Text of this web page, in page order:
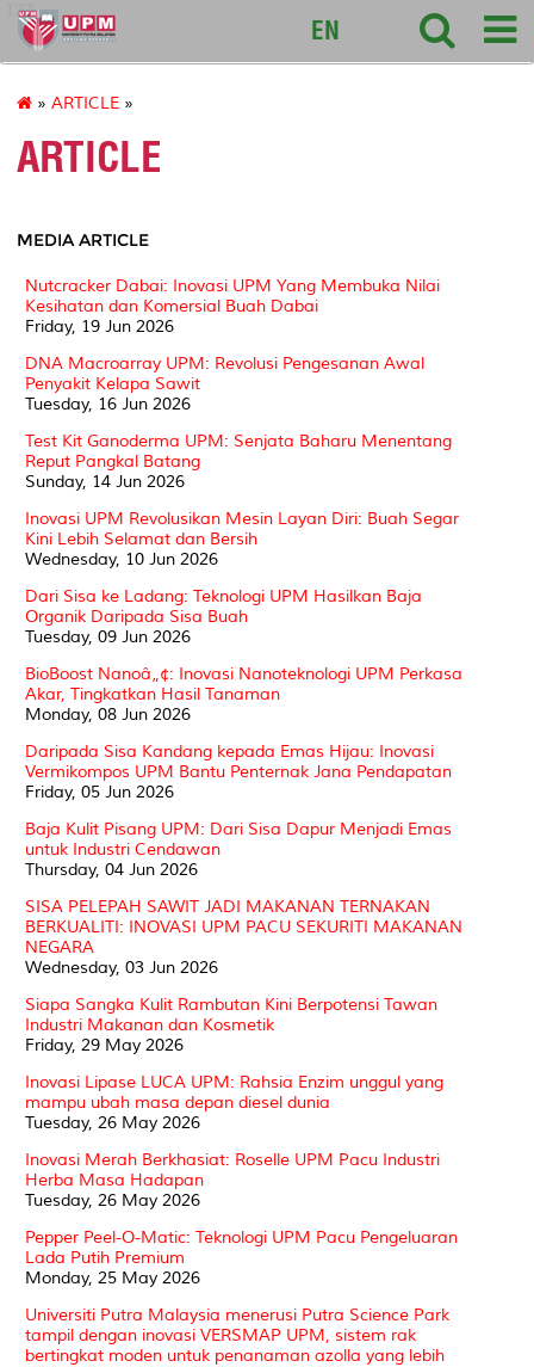
127
EN
» ARTICLE »
ARTICLE
MEDIA ARTICLE
Nutcracker Dabai: Inovasi UPM Yang Membuka Nilai
Kesihatan dan Komersial Buah Dabai
Friday, 19 Jun 2026
DNA Macroarray UPM: Revolusi Pengesanan Awal
Penyakit Kelapa Sawit
Tuesday, 16 Jun 2026
Test Kit Ganoderma UPM: Senjata Baharu Menentang
Reput Pangkal Batang
Sunday, 14 Jun 2026
Inovasi UPM Revolusikan Mesin Layan Diri: Buah Segar
Kini Lebih Selamat dan Bersih
Wednesday, 10 Jun 2026
Dari Sisa ke Ladang: Teknologi UPM Hasilkan Baja
Organik Daripada Sisa Buah
Tuesday, 09 Jun 2026
BioBoost Nanoâ„¢: Inovasi Nanoteknologi UPM Perkasa
Akar, Tingkatkan Hasil Tanaman
Monday, 08 Jun 2026
Daripada Sisa Kandang kepada Emas Hijau: Inovasi
Vermikompos UPM Bantu Penternak Jana Pendapatan
Friday, 05 Jun 2026
Baja Kulit Pisang UPM: Dari Sisa Dapur Menjadi Emas
untuk Industri Cendawan
Thursday, 04 Jun 2026
SISA PELEPAH SAWIT JADI MAKANAN TERNAKAN
BERKUALITI: INOVASI UPM PACU SEKURITI MAKANAN
NEGARA
Wednesday, 03 Jun 2026
Siapa Sangka Kulit Rambutan Kini Berpotensi Tawan
Industri Makanan dan Kosmetik
Friday, 29 May 2026
Inovasi Lipase LUCA UPM: Rahsia Enzim unggul yang
mampu ubah masa depan diesel dunia
Tuesday, 26 May 2026
Inovasi Merah Berkhasiat: Roselle UPM Pacu Industri
Herba Masa Hadapan
Tuesday, 26 May 2026
Pepper Peel-O-Matic: Teknologi UPM Pacu Pengeluaran
Lada Putih Premium
Monday, 25 May 2026
Universiti Putra Malaysia menerusi Putra Science Park
tampil dengan inovasi VERSMAP UPM, sistem rak
bertingkat moden untuk penanaman azolla yang lebih